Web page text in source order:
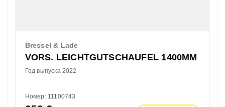
Bressel & Lade
VORS. LEICHTGUTSCHAUFEL 1400MM
Год выпуска 2022
Номер: 11100743